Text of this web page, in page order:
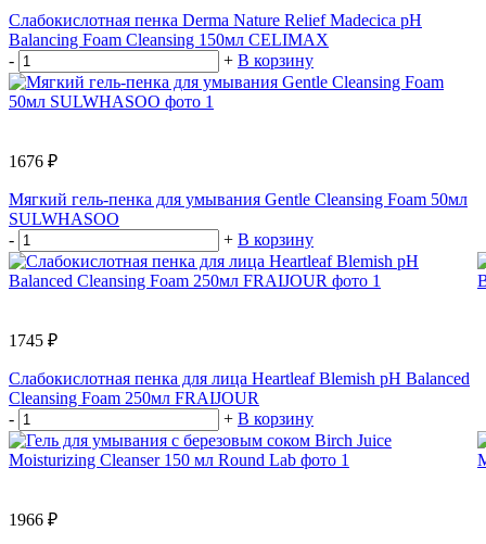
Слабокислотная пенка Derma Nature Relief Madecica pH
Balancing Foam Cleansing 150мл CELIMAX
-
+ В корзину
1676 ₽
Мягкий гель-пенка для умывания Gentle Cleansing Foam 50мл
SULWHASOO
-
+ В корзину
1745 ₽
Слабокислотная пенка для лица Heartleaf Blemish pH Balanced
Cleansing Foam 250мл FRAIJOUR
-
+ В корзину
1966 ₽